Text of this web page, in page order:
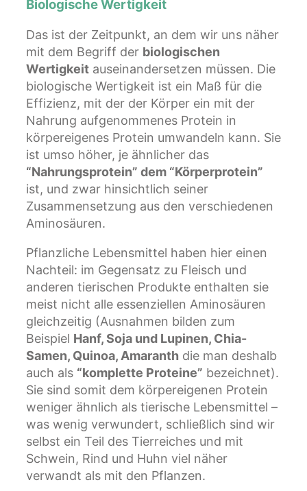
Biologische Wertigkeit
Das ist der Zeitpunkt, an dem wir uns näher
mit dem Begriff der biologischen
Wertigkeit auseinandersetzen müssen. Die
biologische Wertigkeit ist ein Maß für die
Effizienz, mit der der Körper ein mit der
Nahrung aufgenommenes Protein in
körpereigenes Protein umwandeln kann. Sie
ist umso höher, je ähnlicher das
“Nahrungsprotein” dem “Körperprotein”
ist, und zwar hinsichtlich seiner
Zusammensetzung aus den verschiedenen
Aminosäuren.
Pflanzliche Lebensmittel haben hier einen
Nachteil: im Gegensatz zu Fleisch und
anderen tierischen Produkte enthalten sie
meist nicht alle essenziellen Aminosäuren
gleichzeitig (Ausnahmen bilden zum
Beispiel Hanf, Soja und Lupinen, Chia-
Samen, Quinoa, Amaranth die man deshalb
auch als “komplette Proteine” bezeichnet).
Sie sind somit dem körpereigenen Protein
weniger ähnlich als tierische Lebensmittel –
was wenig verwundert, schließlich sind wir
selbst ein Teil des Tierreiches und mit
Schwein, Rind und Huhn viel näher
verwandt als mit den Pflanzen.